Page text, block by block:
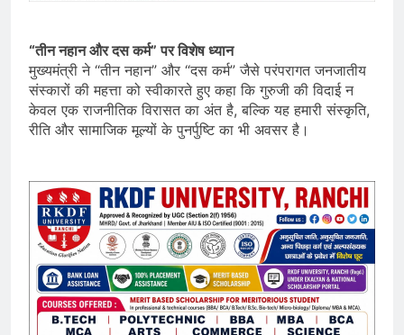
“तीन नहान और दस कर्म” पर विशेष ध्यान
मुख्यमंत्री ने “तीन नहान” और “दस कर्म” जैसे परंपरागत जनजातीय
संस्कारों की महत्ता को स्वीकारते हुए कहा कि गुरुजी की विदाई न
केवल एक राजनीतिक विरासत का अंत है, बल्कि यह हमारी संस्कृति,
रीति और सामाजिक मूल्यों के पुनर्पुष्टि का भी अवसर है।